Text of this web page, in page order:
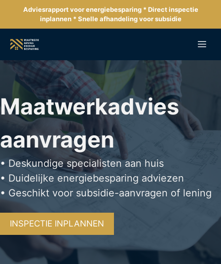
de
inhoud
Adviesrapport voor energiebesparing * Direct inspectie
inplannen * Snelle afhandeling voor subsidie
Maatwerkadvies
aanvragen
• Deskundige specialisten aan huis
• Duidelijke energiebesparing adviezen
• Geschikt voor subsidie-aanvragen of lening
INSPECTIE INPLANNEN